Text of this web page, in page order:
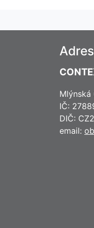
Mlýnská
IČ:
DIČ:
email: